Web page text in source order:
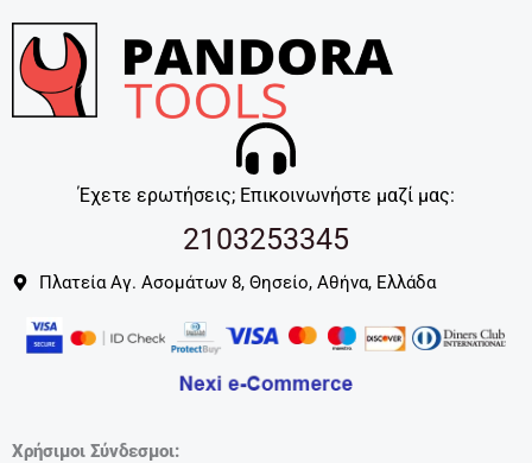
Έχετε ερωτήσεις; Επικοινωνήστε μαζί μας:
2103253345
Πλατεία Αγ. Ασομάτων 8, Θησείο, Αθήνα, Ελλάδα
Χρήσιμοι Σύνδεσμοι: